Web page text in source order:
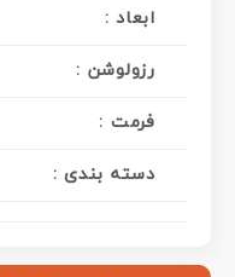
ابعاد :
رزولوشن :
فرمت :
دسته بندی :